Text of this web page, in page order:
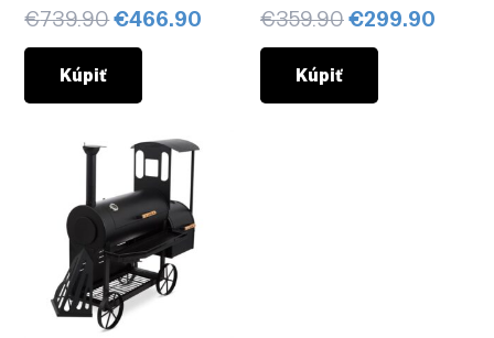
€739.90Pôvodná
cena
€739.90.
€466.90 Aktuálna
€466.90.
Kúpiť
€359.90Pôvodná
cena
€359.90.
€299.90
Kúpiť